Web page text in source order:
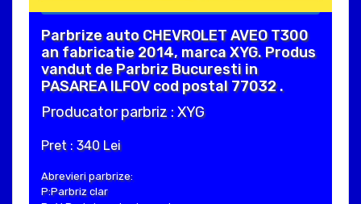
Parbrize auto CHEVROLET AVEO T300
an fabricatie 2014, marca XYG. Produs
vandut de Parbriz Bucuresti in
PASAREA ILFOV cod postal 77032 .
Producator parbriz : XYG
Pret : 340 Lei
Abrevieri parbrize:
P:Parbriz clar